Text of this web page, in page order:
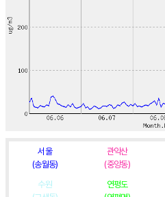
서울
(송월동)
관악산
(중앙동)
수원
연평도